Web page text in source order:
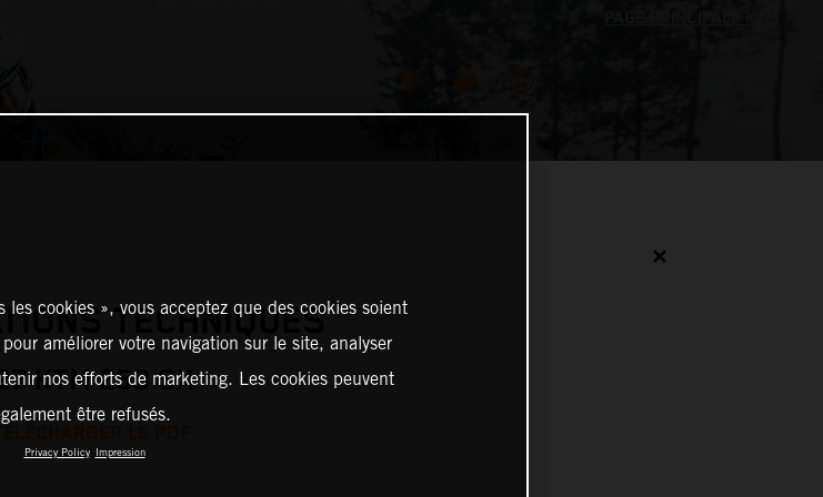
✕
TECHNIQUES
KTM 250 SX
cookies », vous acceptez que des cookies soient
améliorer votre navigation sur le site, analyser
nos efforts de marketing. Les cookies peuvent
être refusés.
Privacy Policy Impression